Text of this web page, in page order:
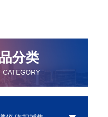
分类
CATEGORY